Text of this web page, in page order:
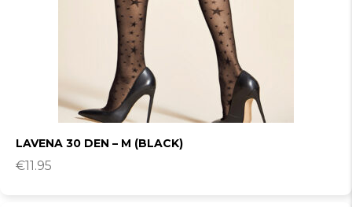
LAVENA 30 DEN – M (BLACK)
€11.95